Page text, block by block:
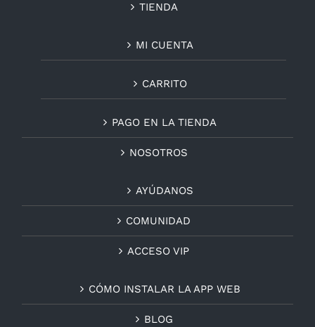
TIENDA
MI CUENTA
CARRITO
PAGO EN LA TIENDA
NOSOTROS
AYÚDANOS
COMUNIDAD
ACCESO VIP
CÓMO INSTALAR LA APP WEB
BLOG